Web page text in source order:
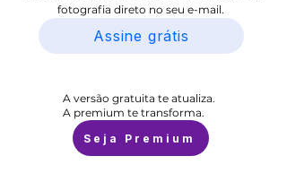
fotografia direto no seu e-mail.
Assine grátis
A versão gratuita te atualiza.
A premium te transforma.
Seja Premium